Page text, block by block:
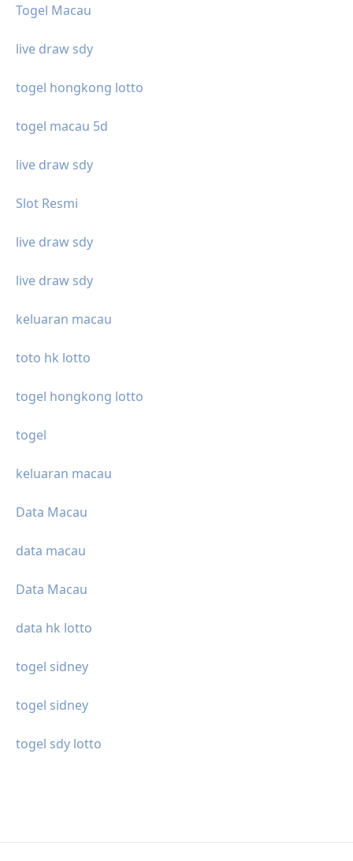
Togel Macau
live draw sdy
togel hongkong lotto
togel macau 5d
live draw sdy
Slot Resmi
live draw sdy
live draw sdy
keluaran macau
toto hk lotto
togel hongkong lotto
togel
keluaran macau
Data Macau
data macau
Data Macau
data hk lotto
togel sidney
togel sidney
togel sdy lotto